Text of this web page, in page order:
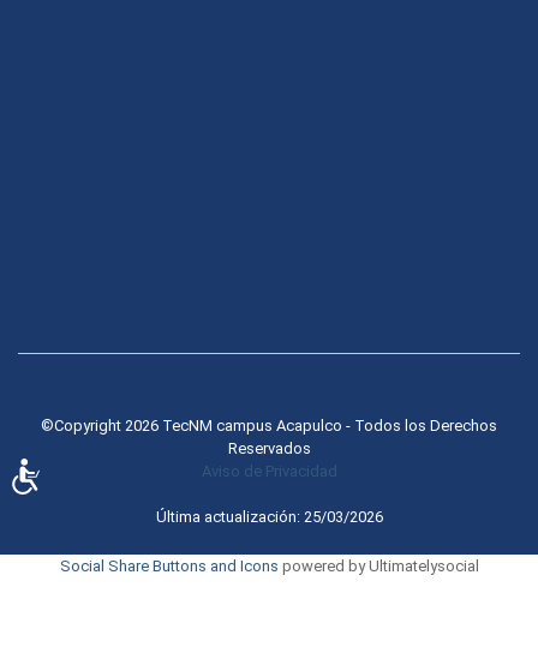
©Copyright 2026 TecNM campus Acapulco - Todos los Derechos
Reservados
Aviso de Privacidad
Última actualización: 25/03/2026
Social Share Buttons and Icons powered by Ultimatelysocial